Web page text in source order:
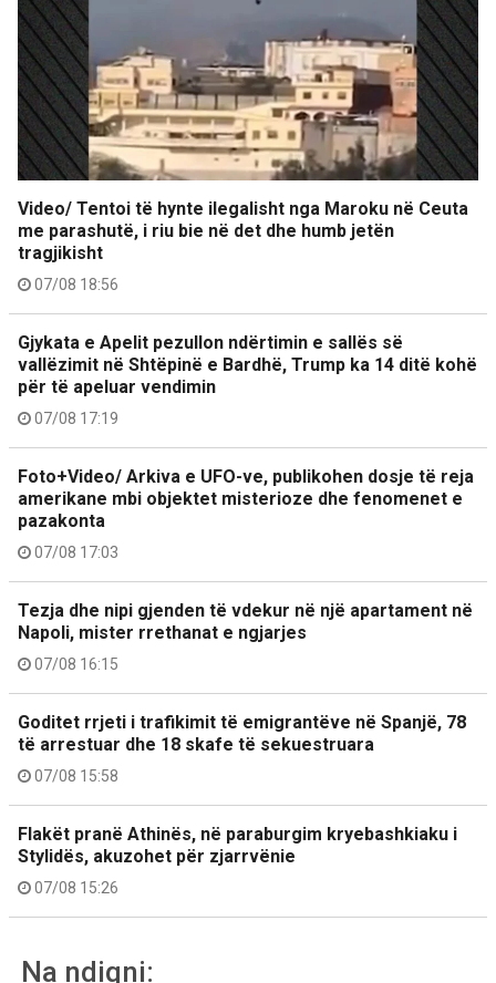
Video/ Tentoi të hynte ilegalisht nga Maroku në Ceuta
me parashutë, i riu bie në det dhe humb jetën
tragjikisht
07/08 18:56
Gjykata e Apelit pezullon ndërtimin e sallës së
vallëzimit në Shtëpinë e Bardhë, Trump ka 14 ditë kohë
për të apeluar vendimin
07/08 17:19
Foto+Video/ Arkiva e UFO-ve, publikohen dosje të reja
amerikane mbi objektet misterioze dhe fenomenet e
pazakonta
07/08 17:03
Tezja dhe nipi gjenden të vdekur në një apartament në
Napoli, mister rrethanat e ngjarjes
07/08 16:15
Goditet rrjeti i trafikimit të emigrantëve në Spanjë, 78
të arrestuar dhe 18 skafe të sekuestruara
07/08 15:58
Flakët pranë Athinës, në paraburgim kryebashkiaku i
Stylidës, akuzohet për zjarrvënie
07/08 15:26
Na ndiqni: